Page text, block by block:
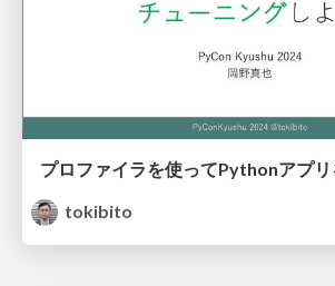
tokibito